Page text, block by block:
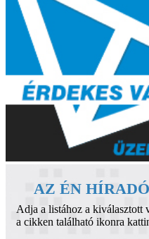
AZ ÉN
Adja a listához a kiválasztott
a cikken található ikonra